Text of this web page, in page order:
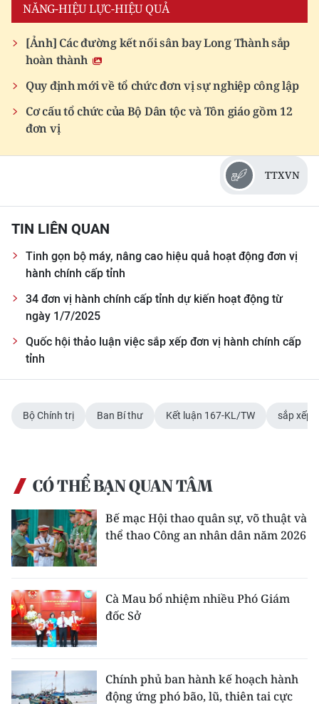
NĂNG-HIỆU LỰC-HIỆU QUẢ
[Ảnh] Các đường kết nối sân bay Long Thành sắp
hoàn thành
Quy định mới về tổ chức đơn vị sự nghiệp công lập
Cơ cấu tổ chức của Bộ Dân tộc và Tôn giáo gồm 12
đơn vị
TTXVN
TIN LIÊN QUAN
Tinh gọn bộ máy, nâng cao hiệu quả hoạt động đơn vị
hành chính cấp tỉnh
34 đơn vị hành chính cấp tỉnh dự kiến hoạt động từ
ngày 1/7/2025
Quốc hội thảo luận việc sắp xếp đơn vị hành chính cấp
tỉnh
Bộ Chính trị Ban Bí thư Kết luận 167-KL/TW sắp xếp
CÓ THỂ BẠN QUAN TÂM
Bế mạc Hội thao quân sự, võ thuật và
thể thao Công an nhân dân năm 2026
Cà Mau bổ nhiệm nhiều Phó Giám
đốc Sở
Chính phủ ban hành kế hoạch hành
động ứng phó bão, lũ, thiên tai cực